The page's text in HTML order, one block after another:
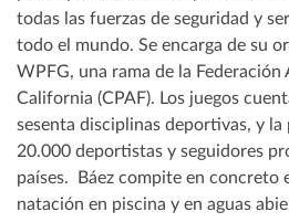
todas las fuerzas de seguridad y
todo el mundo. Se encarga de su
WPFG, una rama de la
California (CPAF). Los juegos
sesenta disciplinas deportivas, y
20.000 deportistas y seguidores
países. Báez compite en concreto
natación en piscina y en aguas